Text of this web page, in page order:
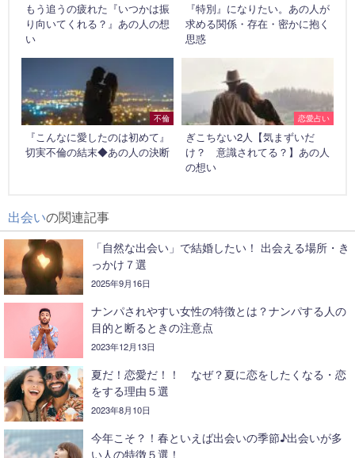
もう追うの疲れた『いつかは振
り向いてくれる？』あの人の想
い
『特別』になりたい。あの人が
求める関係・存在・密かに抱く
思惑
不倫
『こんなに愛したのは初めて』
切実不倫の結末◆あの人の決断
恋愛占い
ぎこちない2人【気まずいだ
け？ 意識されてる？】あの人
の想い
出会いの関連記事
「自然な出会い」で結婚したい！ 出会える場所・き
っかけ７選
2025年9月16日
ナンパされやすい女性の特徴とは？ナンパする人の
目的と断るときの注意点
2023年12月13日
夏だ！恋愛だ！！ なぜ？夏に恋をしたくなる・恋
をする理由５選
2023年8月10日
今年こそ？！春といえば出会いの季節♪出会いが多
い人の特徴５選！